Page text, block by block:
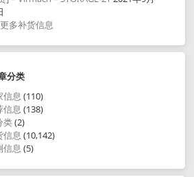
多补货信息
分类
信息 (110)
信息 (138)
类(2)
信息 (10,142)
信息 (5)